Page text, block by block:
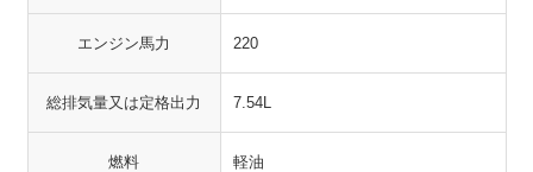
エンジン馬力 220
総排気量又は定格出力 7.54L
燃料 軽油